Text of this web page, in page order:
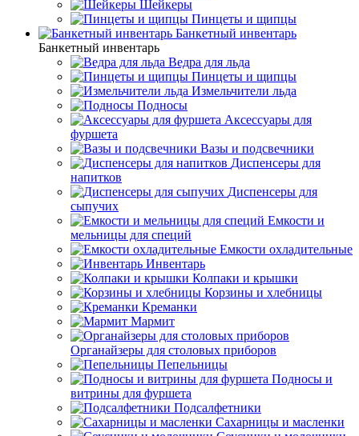
Шейкеры
Пинцеты и щипцы
Банкетный инвентарь
Банкетный инвентарь
Ведра для льда
Пинцеты и щипцы
Измельчители льда
Подносы
Аксессуары для
фуршета
Вазы и подсвечники
Диспенсеры для
напитков
Диспенсеры для
сыпучих
Емкости и
мельницы для специй
Емкости охладительные
Инвентарь
Колпаки и крышки
Корзины и хлебницы
Креманки
Мармит
Органайзеры для столовых приборов
Пепельницы
Подносы и
витрины для фуршета
Подсалфетники
Сахарницы и масленки